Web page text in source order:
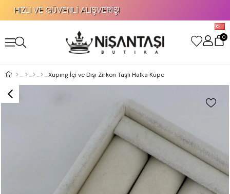
VE GÜVENLİ ALIŞVERİŞ!
0
Xupıng İçi ve Dışı Zirkon Taşlı Halka Küpe